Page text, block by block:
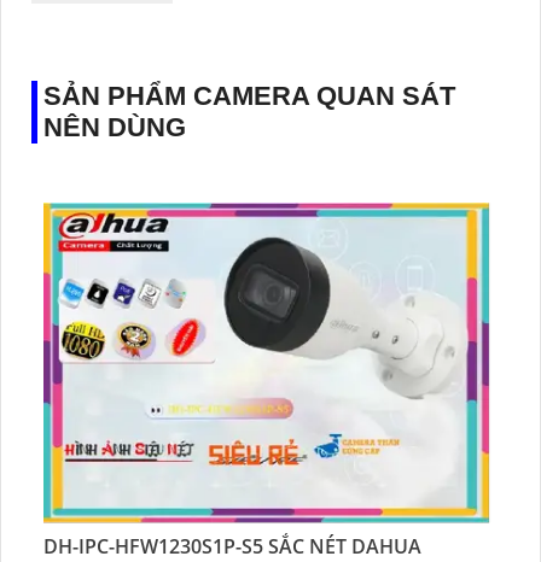
SẢN PHẨM CAMERA QUAN SÁT
NÊN DÙNG
DH-IPC-HFW1230S1P-S5 SẮC NÉT DAHUA